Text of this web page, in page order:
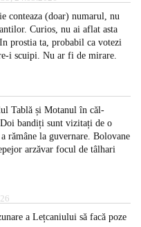
conteaza (doar) numarul, nu
Curios, nu ai aflat asta
prostia ta, probabil ca votezi
i scuipi. Nu ar fi de mirare.
Tablă și Motanul în căl-
bandiți sunt vizitați de o
rămâne la guvernare. Bolovane
arzăvar focul de tâlhari
a Lețcaniului să facă poze